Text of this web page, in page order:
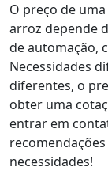
O preço de
arroz depende
de automação,
Necessidades
diferentes, o
obter uma
entrar em
necessidades!